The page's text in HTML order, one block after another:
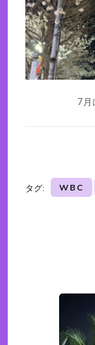
7月
タグ: WBC